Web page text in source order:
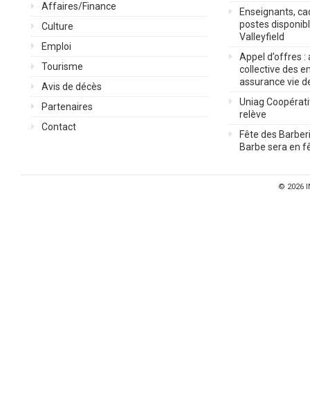
Affaires/Finance
Culture
Emploi
Tourisme
Avis de décès
Partenaires
Contact
Enseignants,
postes
Valleyfield
Appel d’offres :
collective des
assurance vie
Uniag
relève
Fête des
Barbe sera en
© 2026